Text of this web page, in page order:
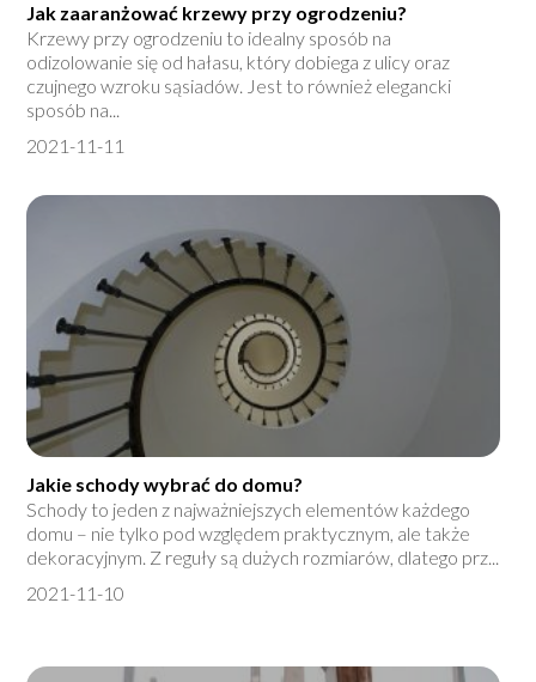
Jak zaaranżować krzewy przy ogrodzeniu?
Krzewy przy ogrodzeniu to idealny sposób na
odizolowanie się od hałasu, który dobiega z ulicy oraz
czujnego wzroku sąsiadów. Jest to również elegancki
sposób na...
2021-11-11
Jakie schody wybrać do domu?
Schody to jeden z najważniejszych elementów każdego
domu – nie tylko pod względem praktycznym, ale także
dekoracyjnym. Z reguły są dużych rozmiarów, dlatego prz...
2021-11-10